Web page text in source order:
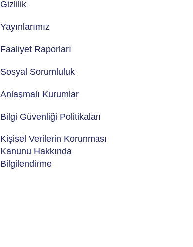
Gizlilik
Yayınlarımız
Faaliyet Raporları
Sosyal Sorumluluk
Anlaşmalı Kurumlar
Bilgi Güvenliği Politikaları
Kişisel Verilerin Korunması
Kanunu Hakkında
Bilgilendirme